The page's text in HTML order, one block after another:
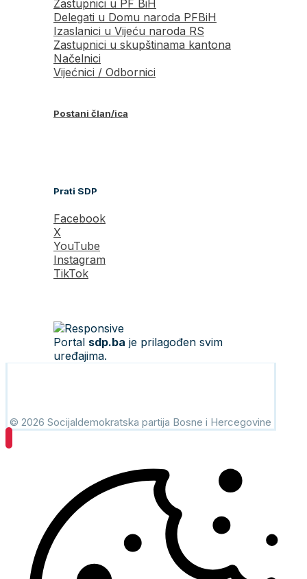
Zastupnici u PF BiH
Delegati u Domu naroda PFBiH
Izaslanici u Vijeću naroda RS
Zastupnici u skupštinama kantona
Načelnici
Vijećnici / Odbornici
Postani član/ica
Prati SDP
Facebook
X
YouTube
Instagram
TikTok
Portal sdp.ba je prilagođen svim
uređajima.
© 2026 Socijaldemokratska partija Bosne i Hercegovine